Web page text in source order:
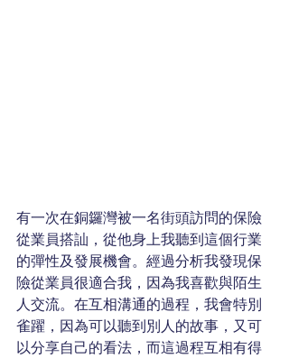
有一次在銅鑼灣被一名街頭訪問的保險
從業員搭訕，從他身上我聽到這個行業
的彈性及發展機會。經過分析我發現保
險從業員很適合我，因為我喜歡與陌生
人交流。在互相溝通的過程，我會特別
雀躍，因為可以聽到別人的故事，又可
以分享自己的看法，而這過程互相有得